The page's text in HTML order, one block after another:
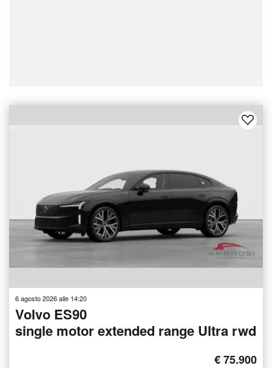
6 agosto 2026 alle 14:20
Volvo ES90
single motor extended range Ultra rwd
€ 75.900